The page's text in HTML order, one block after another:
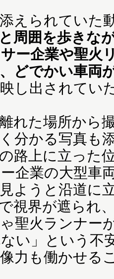
えられていた
周囲を歩きな
ー企業や聖火
どでかい車両
し出されてい
れた場所から
分かる写真も
路上に立った
企業の大型車
ようと沿道に
視界が遮られ
聖火ランナー
い」という不
力も働かせる